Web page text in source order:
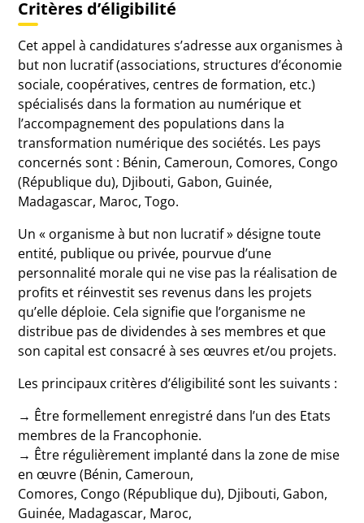
Critères d’éligibilité
Cet appel à candidatures s’adresse aux organismes à
but non lucratif (associations, structures d’économie
sociale, coopératives, centres de formation, etc.)
spécialisés dans la formation au numérique et
l’accompagnement des populations dans la
transformation numérique des sociétés. Les pays
concernés sont : Bénin, Cameroun, Comores, Congo
(République du), Djibouti, Gabon, Guinée,
Madagascar, Maroc, Togo.
Un « organisme à but non lucratif » désigne toute
entité, publique ou privée, pourvue d’une
personnalité morale qui ne vise pas la réalisation de
profits et réinvestit ses revenus dans les projets
qu’elle déploie. Cela signifie que l’organisme ne
distribue pas de dividendes à ses membres et que
son capital est consacré à ses œuvres et/ou projets.
Les principaux critères d’éligibilité sont les suivants :
→ Être formellement enregistré dans l’un des Etats
membres de la Francophonie.
→ Être régulièrement implanté dans la zone de mise
en œuvre (Bénin, Cameroun,
Comores, Congo (République du), Djibouti, Gabon,
Guinée, Madagascar, Maroc,